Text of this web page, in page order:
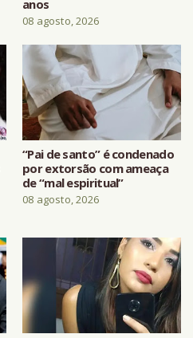
anos
08 agosto, 2026
“Pai de santo” é condenado
por extorsão com ameaça
de “mal espiritual”
08 agosto, 2026